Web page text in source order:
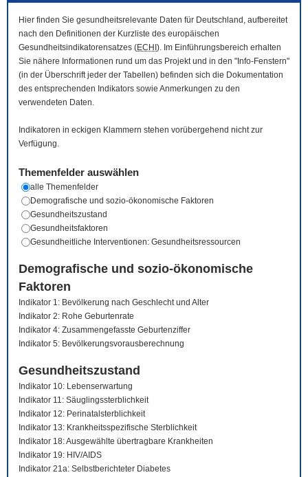
Hier finden Sie gesundheitsrelevante Daten für Deutschland, aufbereitet
nach den Definitionen der Kurzliste des europäischen
Gesundheitsindikatorensatzes (ECHI ). Im Einführungsbereich erhalten
Sie nähere Informationen rund um das Projekt und in den "Info-Fenstern"
(in der Überschrift jeder der Tabellen) befinden sich die Dokumentation
des entsprechenden Indikators sowie Anmerkungen zu den
verwendeten Daten.
Indikatoren in eckigen Klammern stehen vorübergehend nicht zur
Verfügung.
Themenfelder auswählen
alle Themenfelder
Demografische und sozio-ökonomische Faktoren
Gesundheitszustand
Gesundheitsfaktoren
Gesundheitliche Interventionen: Gesundheitsressourcen
Demografische und sozio-ökonomische
Faktoren
Indikator 1: Bevölkerung nach Geschlecht und Alter
Indikator 2: Rohe Geburtenrate
Indikator 4: Zusammengefasste Geburtenziffer
Indikator 5: Bevölkerungsvorausberechnung
Gesundheitszustand
Indikator 10: Lebenserwartung
Indikator 11: Säuglingssterblichkeit
Indikator 12: Perinatalsterblichkeit
Indikator 13: Krankheitsspezifische Sterblichkeit
Indikator 18: Ausgewählte übertragbare Krankheiten
Indikator 19: HIV/AIDS
Indikator 21a: Selbstberichteter Diabetes